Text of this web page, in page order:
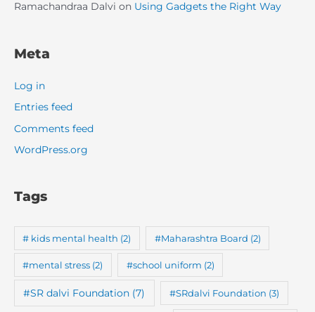
Ramachandraa Dalvi on Using Gadgets the Right Way
Meta
Log in
Entries feed
Comments feed
WordPress.org
Tags
# kids mental health (2) #Maharashtra Board (2)
#mental stress (2) #school uniform (2)
#SR dalvi Foundation (7) #SRdalvi Foundation (3)